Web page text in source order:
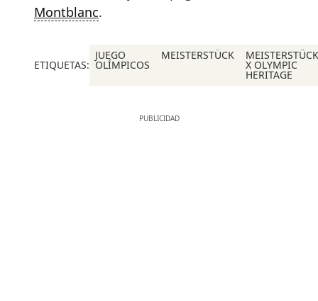
Montblanc.
ETIQUETAS:
JUEGO
OLÍMPICOS
MEISTERSTÜCK MEISTERSTÜCK
X OLYMPIC
HERITAGE